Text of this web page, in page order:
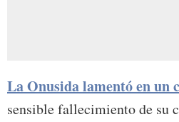
La Onusida lamentó en un
sensible fallecimiento de su